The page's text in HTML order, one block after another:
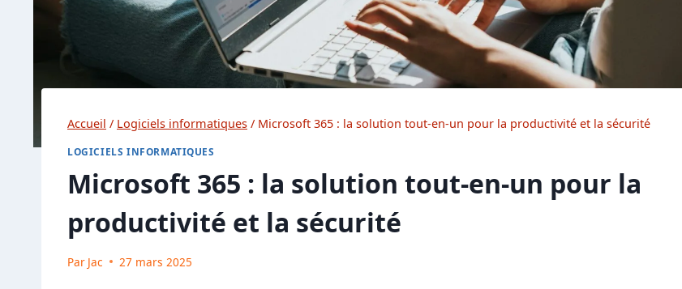
Accueil / Logiciels informatiques / Microsoft 365 : la solution tout-en-un pour la productivité et la sécurité
LOGICIELS INFORMATIQUES
Microsoft 365 : la solution tout-en-un pour la
productivité et la sécurité
Par Jac 27 mars 2025